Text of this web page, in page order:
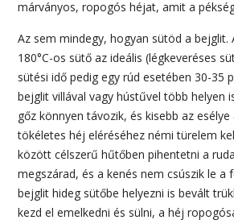
márványos, ropogós héjat, amit a
Az sem mindegy, hogyan sütöd a bejglit.
180°C-os sütő az ideális (légkeveréses
sütési idő pedig egy rúd esetében 30-35
bejglit villával vagy hústűvel több helyen
gőz könnyen távozik, és kisebb az esélye
tökéletes héj eléréséhez némi türelem
között célszerű hűtőben pihentetni a
megszárad, és a kenés nem csúszik le a
bejglit hideg sütőbe helyezni is bevált
kezd el emelkedni és sülni, a héj